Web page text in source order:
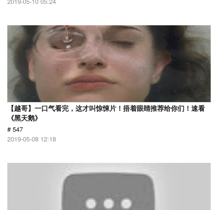
【越哥】一口气看完，这才叫惊悚片！捂着眼睛推荐给你们！速看
《黑天鹅》
# 547
2019-05-08 12:18